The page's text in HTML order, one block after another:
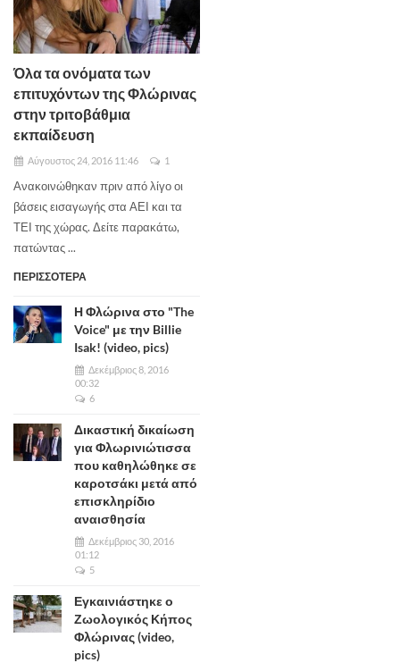
Όλα τα ονόματα των
επιτυχόντων της Φλώρινας
στην τριτοβάθμια
εκπαίδευση
Αύγουστος 24, 2016 11:46 1
Ανακοινώθηκαν πριν από λίγο οι
βάσεις εισαγωγής στα ΑΕΙ και τα
ΤΕΙ της χώρας. Δείτε παρακάτω,
πατώντας ...
ΠΕΡΙΣΣΟΤΕΡΑ
Η Φλώρινα στο "The
Voice" με την Billie
Isak! (video, pics)
Δεκέμβριος 8, 2016
00:32
6
Δικαστική δικαίωση
για Φλωρινιώτισσα
που καθηλώθηκε σε
καροτσάκι μετά από
επισκληρίδιο
αναισθησία
Δεκέμβριος 30, 2016
01:12
5
Εγκαινιάστηκε ο
Ζωολογικός Κήπος
Φλώρινας (video,
pics)